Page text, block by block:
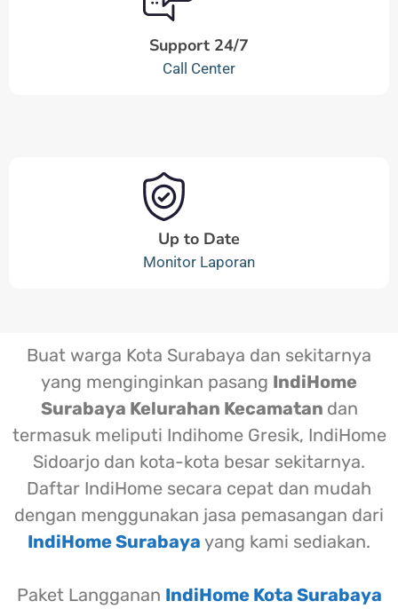
Support 24/7
Call Center
Up to Date
Monitor Laporan
Buat warga Kota Surabaya dan sekitarnya
yang menginginkan pasang IndiHome
Surabaya Kelurahan Kecamatan dan
termasuk meliputi Indihome Gresik, IndiHome
Sidoarjo dan kota-kota besar sekitarnya.
Daftar IndiHome secara cepat dan mudah
dengan menggunakan jasa pemasangan dari
IndiHome Surabaya yang kami sediakan.
Paket Langganan IndiHome Kota Surabaya